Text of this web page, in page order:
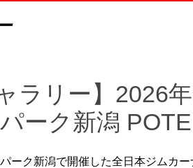
ラリー】2026
ーク新潟
ーク新潟で開催した全日本ジムカ